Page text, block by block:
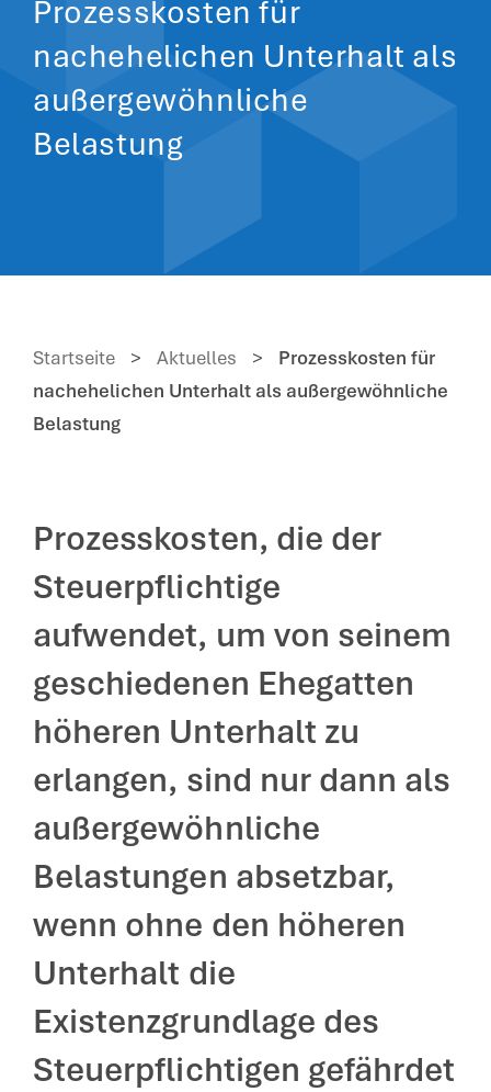
Prozesskosten für
nachehelichen Unterhalt als
außergewöhnliche
Belastung
Startseite > Aktuelles >
Prozesskosten für
nachehelichen Unterhalt als außergewöhnliche
Belastung
Prozesskosten, die der
Steuerpflichtige
aufwendet, um von seinem
geschiedenen Ehegatten
höheren Unterhalt zu
erlangen, sind nur dann als
außergewöhnliche
Belastungen absetzbar,
wenn ohne den höheren
Unterhalt die
Existenzgrundlage des
Steuerpflichtigen gefährdet